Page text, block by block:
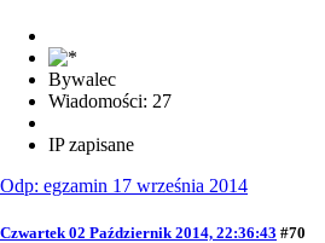
Bywalec
Wiadomości: 27
IP zapisane
Odp: egzamin 17 września 2014
Czwartek 02 Październik 2014, 22:36:43 #70